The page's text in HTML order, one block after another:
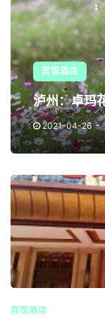
宾馆酒店
泸州：卓玛
2021-04-26
宾馆酒店